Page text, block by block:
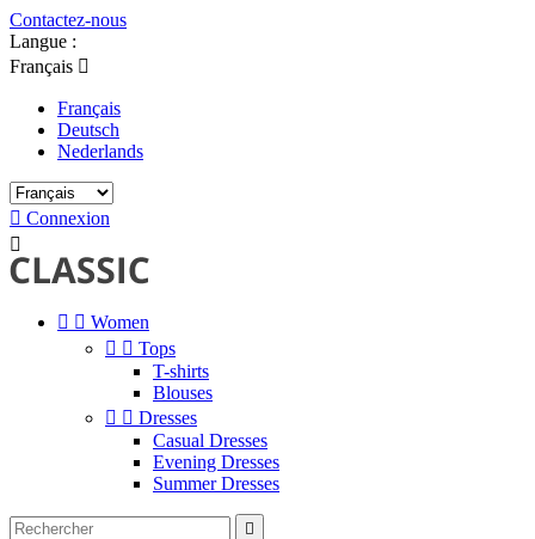
Contactez-nous
Langue :
Français 
Français
Deutsch
Nederlands
 Connexion

  Women
  Tops
T-shirts
Blouses
  Dresses
Casual Dresses
Evening Dresses
Summer Dresses
